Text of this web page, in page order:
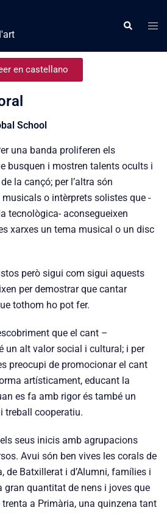
en castellano
School
una banda proliferen els
busquen i mostren talents ocults i
la cançó; per l’altra són
o intèrprets solistes que -
tecnològica- aconsegueixen
xarxes un tema musical o un disc
però sigui com sigui aquests
per demostrar que cantar
tothom ho pot fer.
que el cant –
un alt valor social i cultural; i per
preocupi de promocionar el cant
artísticament, educant la
es fa amb rigor és també un
treball cooperatiu.
seus inicis amb agrupacions
Avui són ben vives les corals de
de Batxillerat i d’Alumni, famílies i
gran quantitat de nens i joves que
a Primària, una quinzena tant